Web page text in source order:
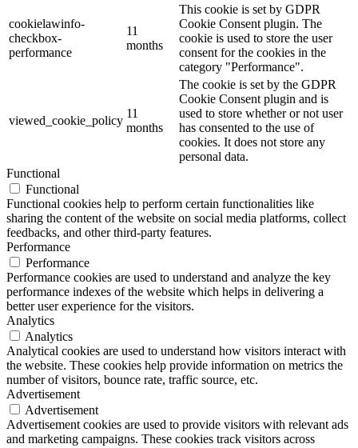
cookielawinfo-
checkbox-
performance
11
months
This cookie is set by GDPR
Cookie Consent plugin. The
cookie is used to store the user
consent for the cookies in the
category "Performance".
viewed_cookie_policy
11
months
The cookie is set by the GDPR
Cookie Consent plugin and is
used to store whether or not user
has consented to the use of
cookies. It does not store any
personal data.
Functional
Functional
Functional cookies help to perform certain functionalities like
sharing the content of the website on social media platforms, collect
feedbacks, and other third-party features.
Performance
Performance
Performance cookies are used to understand and analyze the key
performance indexes of the website which helps in delivering a
better user experience for the visitors.
Analytics
Analytics
Analytical cookies are used to understand how visitors interact with
the website. These cookies help provide information on metrics the
number of visitors, bounce rate, traffic source, etc.
Advertisement
Advertisement
Advertisement cookies are used to provide visitors with relevant ads
and marketing campaigns. These cookies track visitors across